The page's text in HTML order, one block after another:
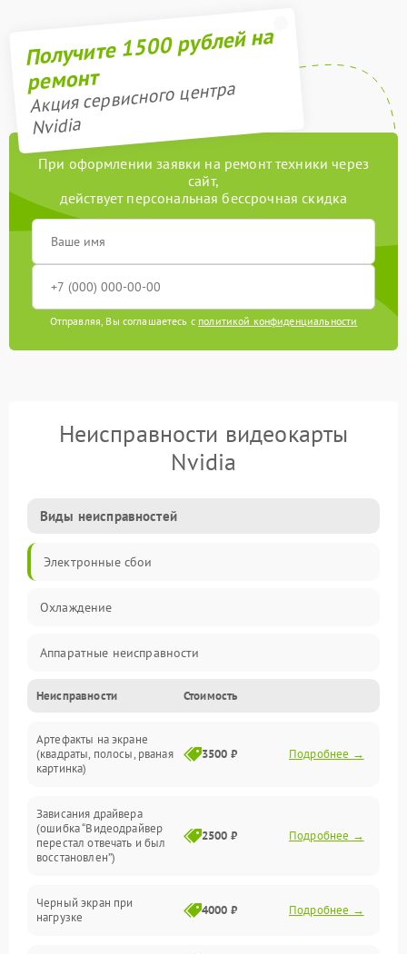
Получите 1500 рублей на
ремонт
Акция сервисного центра
Nvidia
При оформлении заявки на ремонт техники через
сайт,
действует персональная бессрочная скидка
Отправляя, Вы соглашаетесь с политикой конфиденциальности
Неисправности видеокарты
Nvidia
Виды неисправностей
Электронные сбои
Охлаждение
Аппаратные неисправности
Перегрев и термопроблемы
Видео
Интерфейсные и коммуникационные проблемы
Электропитание
Неисправности Стоимость
Артефакты на экране
(квадраты, полосы, рваная
картинка)
3500 ₽ Подробнее →
Зависания драйвера
(ошибка “Видеодрайвер
перестал отвечать и был
восстановлен”)
2500 ₽ Подробнее →
Черный экран при
нагрузке
4000 ₽ Подробнее →